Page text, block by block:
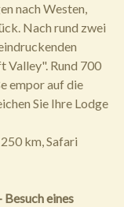
nach Westen,
Nach rund zwei
Valley". Rund 700
empor auf die
Sie Ihre Lodge
km, Safari
Besuch eines